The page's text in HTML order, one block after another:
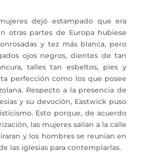
dejó estampado que era
otras partes de Europa hubiese
y tez más blanca, pero
ojos negros, dientes de tan
talles tan esbeltos, pies y
perfección como los que posee
Respecto a la presencia de
y su devoción, Eastwick puso
Esto porque, de acuerdo
las mujeres salían a la calle
y los hombres se reunían en
las iglesias para contemplarlas.